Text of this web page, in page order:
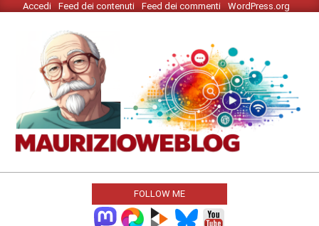
Skip Accedi Feed dei contenuti Feed dei commenti WordPress.org
MAURIZIO
WEBLOG
FOLLOW ME